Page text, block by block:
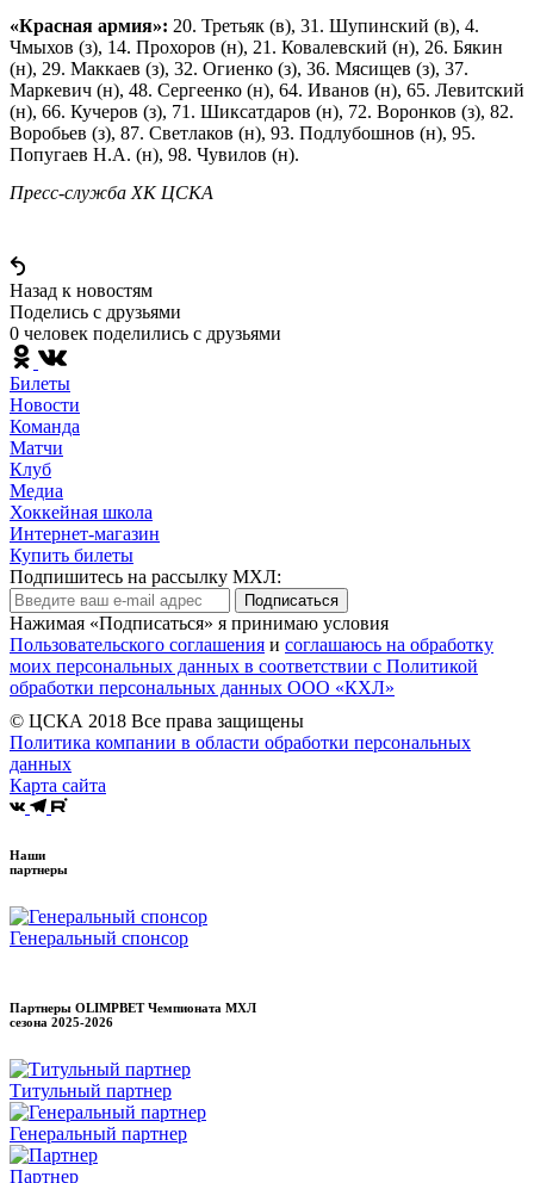
«Красная армия»: 20. Третьяк (в), 31. Шупинский (в), 4.
Чмыхов (з), 14. Прохоров (н), 21. Ковалевский (н), 26. Бякин
(н), 29. Маккаев (з), 32. Огиенко (з), 36. Мясищев (з), 37.
Маркевич (н), 48. Сергеенко (н), 64. Иванов (н), 65. Левитский
(н), 66. Кучеров (з), 71. Шиксатдаров (н), 72. Воронков (з), 82.
Воробьев (з), 87. Светлаков (н), 93. Подлубошнов (н), 95.
Попугаев Н.А. (н), 98. Чувилов (н).
Пресс-служба ХК ЦСКА
Назад к новостям
Поделись c друзьями
0 человек поделились c друзьями
Билеты
Новости
Команда
Матчи
Клуб
Медиа
Хоккейная школа
Интернет-магазин
Купить билеты
Подпишитесь на рассылку МХЛ:
Подписаться
Нажимая «Подписаться» я принимаю условия
Пользовательского соглашения и соглашаюсь на обработку
моих персональных данных в соответствии с Политикой
обработки персональных данных ООО «КХЛ»
© ЦСКА 2018 Все права защищены
Политика компании в области обработки персональных
данных
Карта сайта
Наши
партнеры
Генеральный спонсор
Партнеры OLIMPBET Чемпионата МХЛ
сезона 2025-2026
Титульный партнер
Генеральный партнер
Партнер